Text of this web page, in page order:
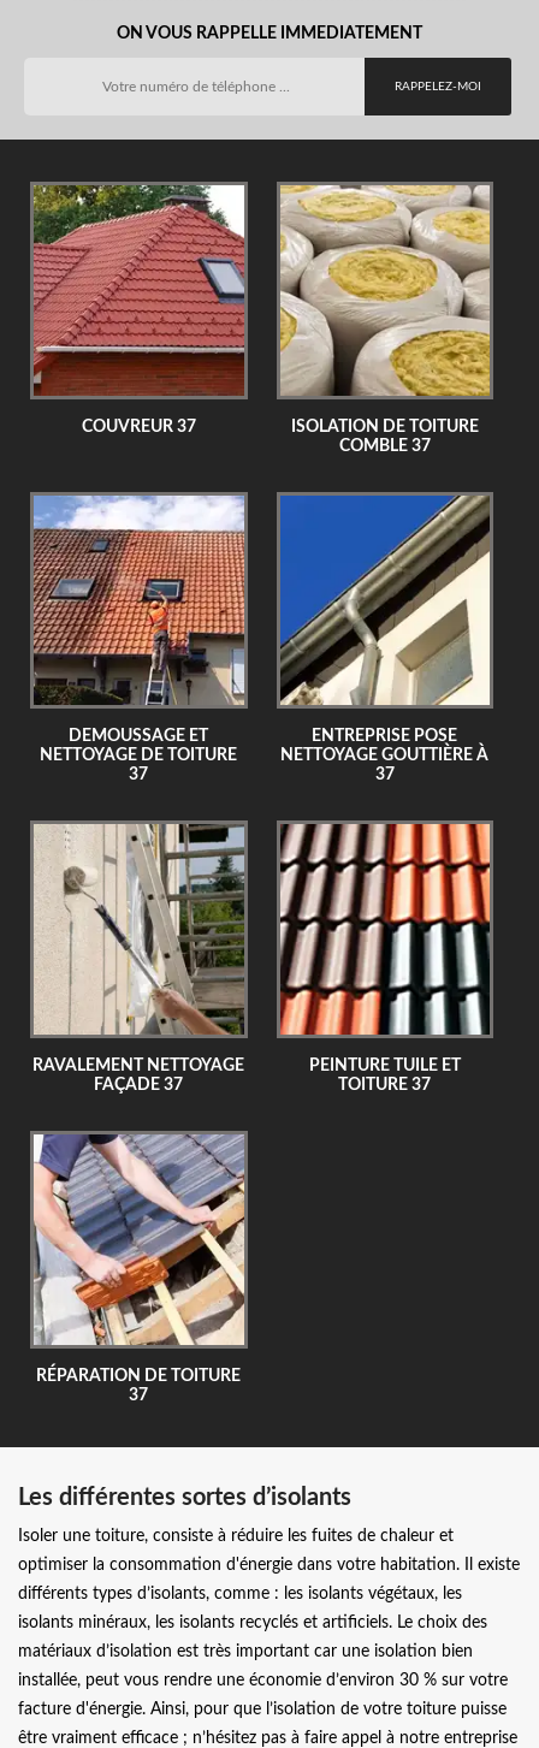
ON VOUS RAPPELLE IMMEDIATEMENT
COUVREUR 37
ISOLATION DE TOITURE
COMBLE 37
DEMOUSSAGE ET
NETTOYAGE DE TOITURE
37
ENTREPRISE POSE
NETTOYAGE GOUTTIÈRE À
37
RAVALEMENT NETTOYAGE
FAÇADE 37
PEINTURE TUILE ET
TOITURE 37
RÉPARATION DE TOITURE
37
Les différentes sortes d’isolants
Isoler une toiture, consiste à réduire les fuites de chaleur et
optimiser la consommation d'énergie dans votre habitation. Il existe
différents types d’isolants, comme : les isolants végétaux, les
isolants minéraux, les isolants recyclés et artificiels. Le choix des
matériaux d’isolation est très important car une isolation bien
installée, peut vous rendre une économie d’environ 30 % sur votre
facture d'énergie. Ainsi, pour que l’isolation de votre toiture puisse
être vraiment efficace ; n’hésitez pas à faire appel à notre entreprise